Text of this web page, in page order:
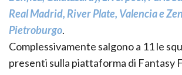
Real Madrid, River Plate, Valencia e
Pietroburgo.
Complessivamente salgono a 11 le
presenti sulla piattaforma di Fantasy